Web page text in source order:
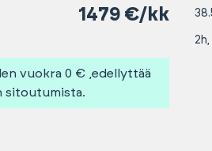
1479 €/kk
vuokra 0 € ,edellyttää
sitoutumista.